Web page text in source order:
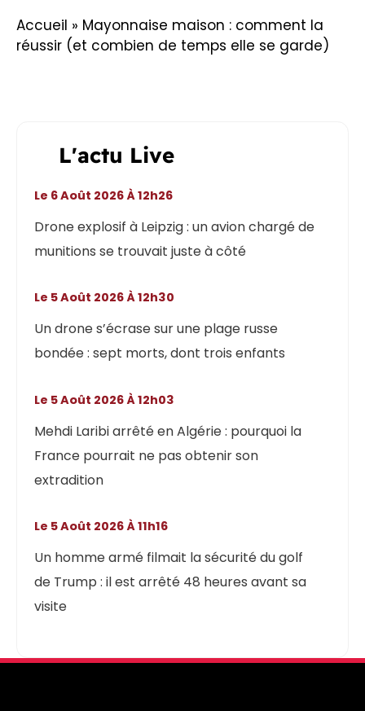
Accueil » Mayonnaise maison : comment la
réussir (et combien de temps elle se garde)
L'actu Live
Drone explosif à Leipzig : un avion chargé de
munitions se trouvait juste à côté
Le 6 Août 2026 À 12h26
Un drone s’écrase sur une plage russe
bondée : sept morts, dont trois enfants
Le 5 Août 2026 À 12h30
Mehdi Laribi arrêté en Algérie : pourquoi la
France pourrait ne pas obtenir son
extradition
Le 5 Août 2026 À 12h03
Un homme armé filmait la sécurité du golf
de Trump : il est arrêté 48 heures avant sa
visite
Le 5 Août 2026 À 11h16